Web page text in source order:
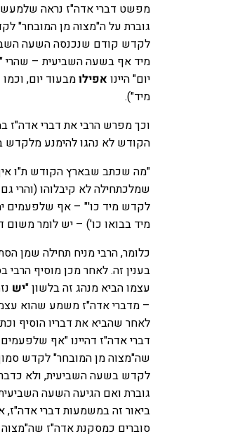
מפשט דברי אדה"ז נראה
גוברת על ה"מצוה מן המובחר"
לקדש קודם שנכנסה השעה
מיד אף בשעה השביעית – שהרי
יום" היינו אפילומבעוד יום,
מיד").
וכך מפרש הרבי את דברי אדה"ז
הקודש לא נהגו להימנע מלקדש
"מה שכתב שבארץ הקודש ת"ו
שמלכתחילה לא קיבלוהו (והרי
לקדש מיד כו'" – אף שלפעמים
מיד בבואו כו') – יש לומר משום
כלומר, הרבי מניח תחילה שמן
בענין זה. לאחר מכן מוסיף הרבי
עצמו הביא מנהג זה בלשון "יש
– מדברי אדה"ז משמע שהוא
לאחר שהביא את דבריו הוסיף
דברי אדה"ז דהיינו "אף
שה"מצוה מן המובחר" לקדש
לקדש בשעה השביעית, ולא
גוברת ואם הגיעה השעה
ביאור זה במשמעות דברי
סוברים כמסקנת אדה"ז